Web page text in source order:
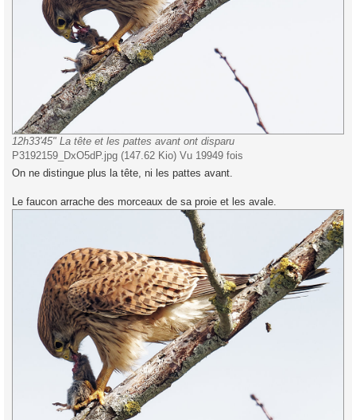
12h33'45" La tête et les pattes avant ont disparu
P3192159_DxO5dP.jpg (147.62 Kio) Vu 19949 fois
On ne distingue plus la tête, ni les pattes avant.
Le faucon arrache des morceaux de sa proie et les avale.